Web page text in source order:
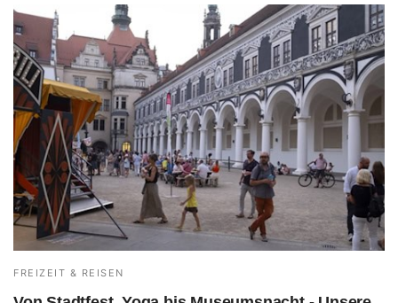
FREIZEIT & REISEN